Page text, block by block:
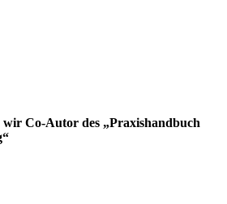
Co-Autor des „Praxishandbuch